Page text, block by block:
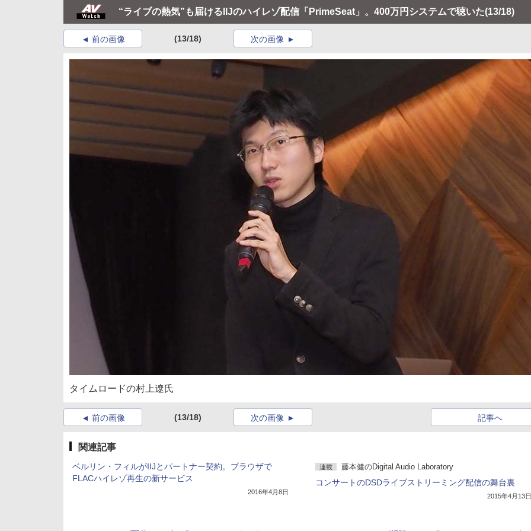
“ライブの熱気”も届けるIIJのハイレゾ配信「PrimeSeat」。400万円システムで聴いた(13/18)
前の画像 (13/18) 次の画像
タイムロードの村上遼氏
前の画像 (13/18) 記事へ
次の画像
関連記事
ベルリン・フィルがIIJとパートナー契約。ブラウザで
FLACハイレゾ再生の新サービス
2016年4月8日
連載 藤本健のDigital Audio Laboratory
コンサートのDSDライブストリーミング配信の舞台裏
2015年4月13日